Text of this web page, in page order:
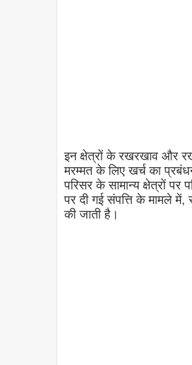
इन क्षेत्रों के रखरखाव और
मरम्मत के लिए खर्च का
परिसर के सामान्य क्षेत्रों
पर दी गई संपत्ति के मामले
की जाती है।